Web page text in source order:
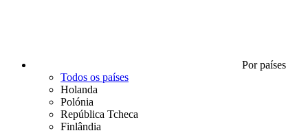
Por países
Todos os países
Holanda
Polónia
República Tcheca
Finlândia